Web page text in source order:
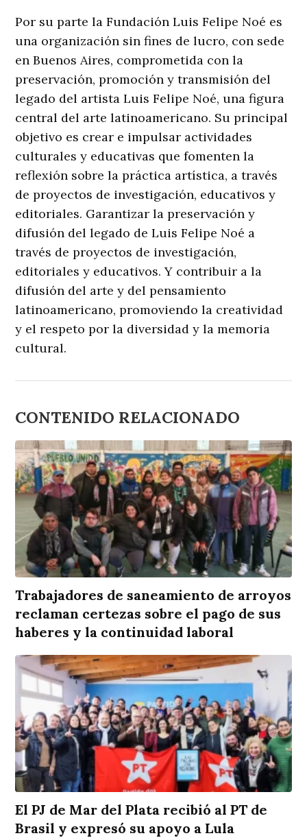
Por su parte la Fundación Luis Felipe Noé es
una organización sin fines de lucro, con sede
en Buenos Aires, comprometida con la
preservación, promoción y transmisión del
legado del artista Luis Felipe Noé, una figura
central del arte latinoamericano. Su principal
objetivo es crear e impulsar actividades
culturales y educativas que fomenten la
reflexión sobre la práctica artística, a través
de proyectos de investigación, educativos y
editoriales. Garantizar la preservación y
difusión del legado de Luis Felipe Noé a
través de proyectos de investigación,
editoriales y educativos. Y contribuir a la
difusión del arte y del pensamiento
latinoamericano, promoviendo la creatividad
y el respeto por la diversidad y la memoria
cultural.
CONTENIDO RELACIONADO
Trabajadores de saneamiento de arroyos
reclaman certezas sobre el pago de sus
haberes y la continuidad laboral
El PJ de Mar del Plata recibió al PT de
Brasil y expresó su apoyo a Lula